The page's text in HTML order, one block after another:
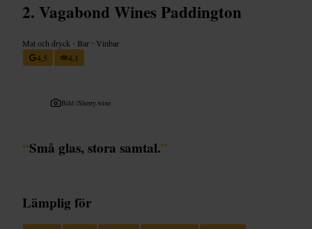
Vagabond Wines Paddington
Mat och dryck • Bar • Vinbar
4,5
4,1
Bild /Sherry.wine
“Små glas, stora samtal.”
Lämplig för